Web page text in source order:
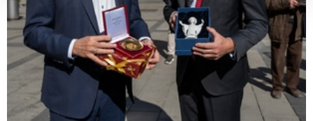
verarbeitet werden, und legen Sie Ihre Präferenzen im
Abschnitt Einzelheitenfest.
Wir verwenden Cookies, um Inhalte und Anzeigen zu
personalisieren, Funktionen für soziale Medien anbieten
zu können und die Zugriffe auf unsere Website zu
analysieren. Außerdem geben wir Informationen zu Ihrer